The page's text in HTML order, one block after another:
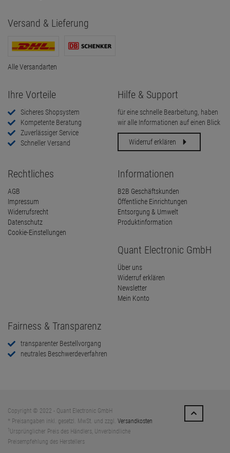
Versand & Lieferung
Alle Versandarten
Ihre Vorteile
Sicheres Shopsystem
Kompetente Beratung
Zuverlässiger Service
Schneller Versand
Hilfe & Support
für eine schnelle Bearbeitung, haben
wir alle Informationen auf einen Blick
Widerruf erklären
Rechtliches
AGB
Impressum
Widerrufsrecht
Datenschutz
Cookie-Einstellungen
Informationen
B2B Geschäftskunden
Öffentliche Einrichtungen
Entsorgung & Umwelt
Produktinformation
Quant Electronic GmbH
Über uns
Widerruf erklären
Newsletter
Mein Konto
Fairness & Transparenz
transparenter Bestellvorgang
neutrales Beschwerdeverfahren
Copyright © 2022 - Quant Electronic GmbH
* Preisangaben inkl. gesetzl. MwSt. und zzgl. Versandkosten
Ursprünglicher Preis des Händlers, Unverbindliche
Preisempfehlung des Herstellers